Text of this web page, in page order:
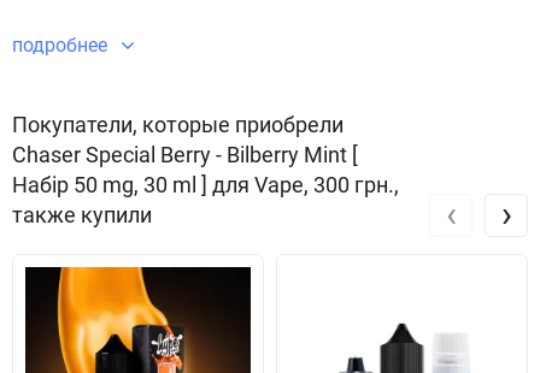
подробнее
Покупатели, которые приобрели
Chaser Special Berry - Bilberry Mint [
Набір 50 mg, 30 ml ] для Vape, 300 грн.,
также купили
‹ ›